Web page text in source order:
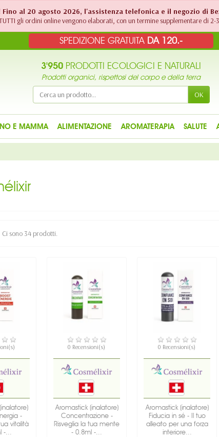
Fino al 20 agosto 2026, l'assistenza telefonica e il negozio di
gli ordini online vengono elaborati, con un termine supplementare di 2-
SPEDIZIONE GRATUITA DA 120.-
3'950 PRODOTTI ECOLOGICI E NATURALI
Prodotti organici, rispettosi del corpo e della terra
OK
E MAMMA ALIMENTAZIONE AROMATERAPIA SALUTE
Ci sono 34 prodotti.
-
vitalità
-...
DISPONIBILE
0 Recensioni(s)
Aromastick (inalatore)
Concentrazione -
Risveglia la tua mente
- 0.8ml -...
DISPONIBILE
0 Recensioni(s)
Aromastick (inalatore)
Fiducia in sé - Il tuo
alleato per una forza
interiore...